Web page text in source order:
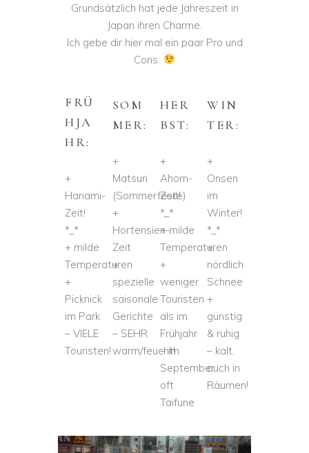
Grundsätzlich hat jede Jahreszeit in
Japan ihren Charme.
Ich gebe dir hier mal ein paar Pro und
Cons.
FRÜ
HJA
HR:
+
Hanami-
Zeit!
*_*
+ milde
Temperaturen
+
Picknick
im Park
– VIELE
Touristen!
SOM
MER:
+
Matsuri
(Sommerfeste)
+
Hortensien-
Zeit
+
spezielle
saisonale
Gerichte
– SEHR
warm/feucht!
HER
BST:
+
Ahorn-
Zeit!
*_*
+ milde
Temperaturen
+
weniger
Touristen
als im
Frühjahr
– im
September
oft
Taifune
WIN
TER:
+
Onsen
im
Winter!
*_*
+
nördlich
Schnee
+
günstig
& ruhig
– kalt,
auch in
Räumen!